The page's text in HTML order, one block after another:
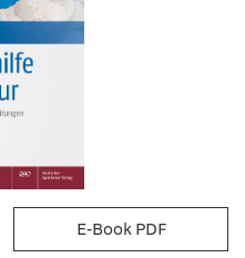
E-Book PDF